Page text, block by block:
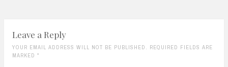
Leave a Reply
YOUR EMAIL ADDRESS WILL NOT BE PUBLISHED. REQUIRED FIELDS ARE
MARKED *